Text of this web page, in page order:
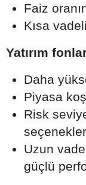
Faiz
Kısa
Yatırım
Daha
Piyasa
Risk
Uzun
güçlü